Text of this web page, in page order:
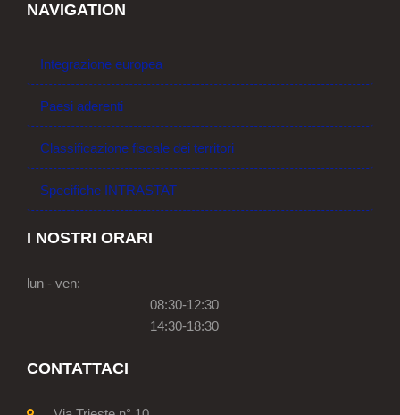
NAVIGATION
Integrazione europea
Paesi aderenti
Classificazione fiscale dei territori
Specifiche INTRASTAT
I NOSTRI ORARI
lun - ven:
08:30-12:30
14:30-18:30
CONTATTACI